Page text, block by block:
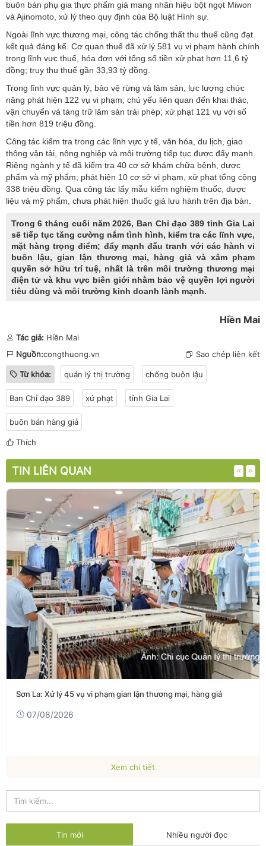
buôn bán phụ gia thực phẩm giả mang nhãn hiệu bột ngọt Miwon
và Ajinomoto, xử lý theo quy định của Bộ luật Hình sự.
Ngoài lĩnh vực thương mại, công tác chống thất thu thuế cũng đạt
kết quả đáng kể. Cơ quan thuế đã xử lý 581 vụ vi phạm hành chính
trong lĩnh vực thuế, hóa đơn với tổng số tiền xử phạt hơn 11,6 tỷ
đồng; truy thu thuế gần 33,93 tỷ đồng.
Trong lĩnh vực quản lý, bảo vệ rừng và lâm sản, lực lượng chức
năng phát hiện 122 vụ vi phạm, chủ yếu liên quan đến khai thác,
vận chuyển và tàng trữ lâm sản trái phép; xử phạt 121 vụ với số
tiền hơn 819 triệu đồng.
Công tác kiểm tra trong các lĩnh vực y tế, văn hóa, du lịch, giao
thông vận tải, nông nghiệp và môi trường tiếp tục được đẩy mạnh.
Riêng ngành y tế đã kiểm tra 40 cơ sở khám chữa bệnh, dược
phẩm và mỹ phẩm; phát hiện 10 cơ sở vi phạm, xử phạt tổng cộng
338 triệu đồng. Qua công tác lấy mẫu kiểm nghiệm thuốc, dược
liệu và mỹ phẩm, chưa phát hiện thuốc giả lưu hành trên địa bàn.
Trong 6 tháng cuối năm 2026, Ban Chỉ đạo 389 tỉnh Gia Lai
sẽ tiếp tục tăng cường nắm tình hình, kiểm tra các lĩnh vực,
mặt hàng trọng điểm; đẩy mạnh đấu tranh với các hành vi
buôn lậu, gian lận thương mại, hàng giả và xâm phạm
quyền sở hữu trí tuệ, nhất là trên môi trường thương mại
điện tử và khu vực biên giới nhằm bảo vệ quyền lợi người
tiêu dùng và môi trường kinh doanh lành mạnh.
Hiền Mai
Tác giả: Hiền Mai
Nguồn:congthuong.vn Sao chép liên kết
Từ khóa: quản lý thị trường chống buôn lậu
Ban Chỉ đạo 389 xử phạt tỉnh Gia Lai
buôn bán hàng giả
Thích
TIN LIÊN QUAN
Sơn La: Xử lý 45 vụ vi phạm gian lận thương mại, hàng giả
07/08/2026
Xem chi tiết
Tin mới Nhiều người đọc